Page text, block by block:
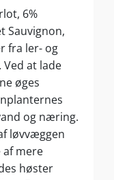
6%
Sauvignon,
fra ler- og
at lade
øges
og næring.
løvvæggen
mere
høster